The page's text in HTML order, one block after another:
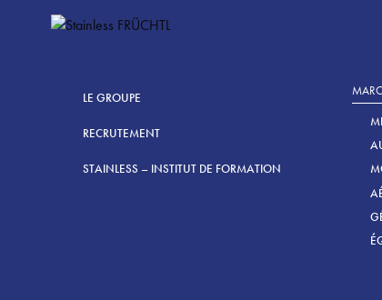
LE GROUPE
RECRUTEMENT
STAINLESS – INSTITUT DE FORMATION